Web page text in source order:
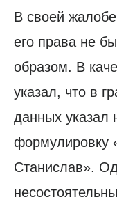
В своей
его права не
образом. В
указал, что в
данных
формулировку
Станислав».